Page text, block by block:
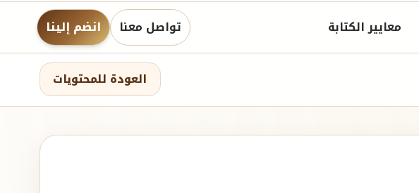
معايير الكتابة تواصل معنا انضم إلينا
العودة للمحتويات